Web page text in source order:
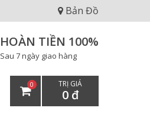
Bản Đồ
HOÀN TIỀN 100%
Sau 7 ngày giao hàng
0 TRỊ GIÁ
0 đ